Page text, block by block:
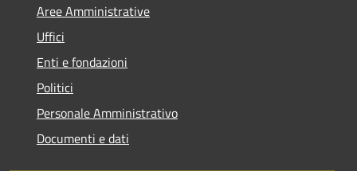
Aree Amministrative
Uffici
Enti e fondazioni
Politici
Personale Amministrativo
Documenti e dati